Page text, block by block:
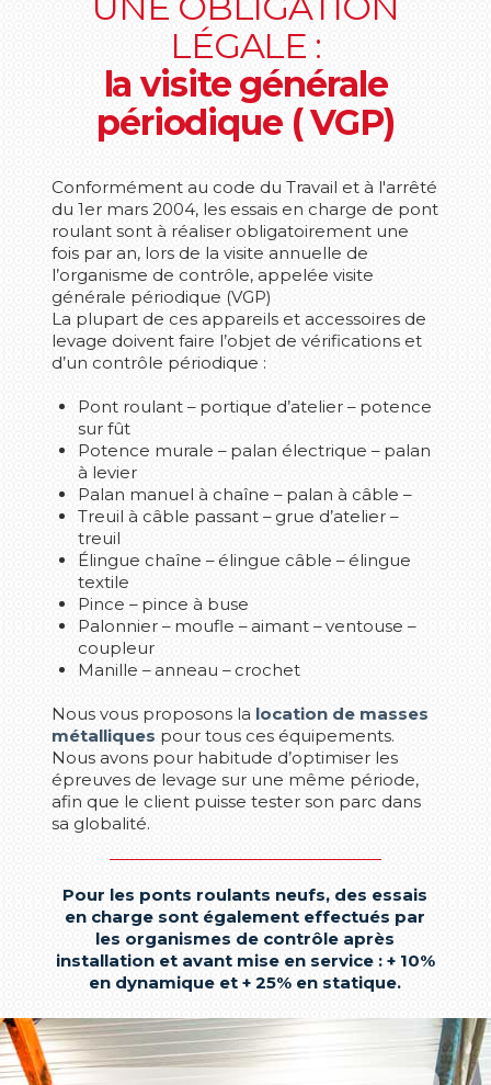
LÉGALE :
la visite générale
périodique ( VGP)
Conformément au code du Travail et à l'arrêté
du 1er mars 2004, les essais en charge de pont
roulant sont à réaliser obligatoirement une
fois par an, lors de la visite annuelle de
l’organisme de contrôle, appelée visite
générale périodique (VGP)
La plupart de ces appareils et accessoires de
levage doivent faire l’objet de vérifications et
d’un contrôle périodique :
Pont roulant – portique d’atelier – potence
sur fût
Potence murale – palan électrique – palan
à levier
Palan manuel à chaîne – palan à câble –
Treuil à câble passant – grue d’atelier –
treuil
Élingue chaîne – élingue câble – élingue
textile
Pince – pince à buse
Palonnier – moufle – aimant – ventouse –
coupleur
Manille – anneau – crochet
Nous vous proposons la location de masses
métalliques pour tous ces équipements.
Nous avons pour habitude d’optimiser les
épreuves de levage sur une même période,
afin que le client puisse tester son parc dans
sa globalité.
Pour les ponts roulants neufs, des essais
en charge sont également effectués par
les organismes de contrôle après
installation et avant mise en service : + 10%
en dynamique et + 25% en statique.